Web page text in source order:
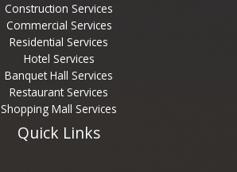
Construction Services
Commercial Services
Residential Services
Hotel Services
Banquet Hall Services
Restaurant Services
Shopping Mall Services
Quick Links